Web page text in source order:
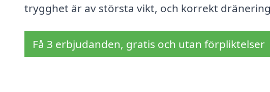
trygghet är av största vikt, och korrekt
Få 3 erbjudanden, gratis och utan förpliktelser